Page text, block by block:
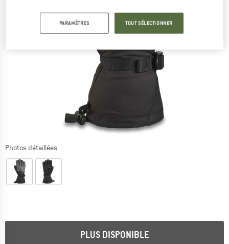
Photos détaillées
PLUS DISPONIBLE
PARAMÈTRES TOUT SÉLECTIONNER